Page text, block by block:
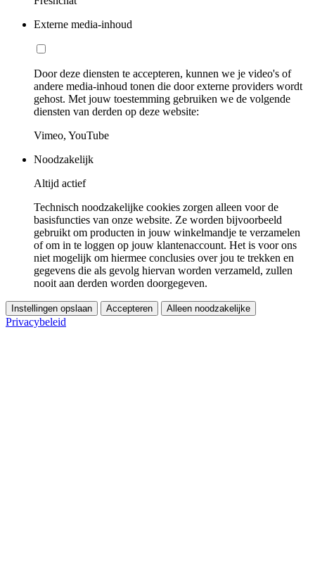
Externe media-inhoud
Door deze diensten te accepteren, kunnen we je video's of
andere media-inhoud tonen die door externe providers wordt
gehost. Met jouw toestemming gebruiken we de volgende
diensten van derden op deze website:
Vimeo, YouTube
Noodzakelijk
Altijd actief
Technisch noodzakelijke cookies zorgen alleen voor de
basisfuncties van onze website. Ze worden bijvoorbeeld
gebruikt om producten in jouw winkelmandje te verzamelen
of om in te loggen op jouw klantenaccount. Het is voor ons
niet mogelijk om hiermee conclusies over jou te trekken en
gegevens die als gevolg hiervan worden verzameld, zullen
nooit aan derden worden doorgegeven.
Instellingen opslaan Accepteren Alleen noodzakelijke
Privacybeleid